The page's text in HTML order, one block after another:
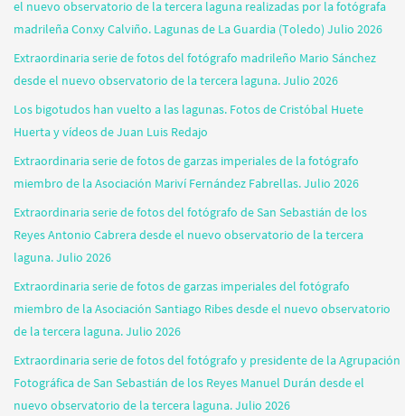
el nuevo observatorio de la tercera laguna realizadas por la fotógrafa
madrileña Conxy Calviño. Lagunas de La Guardia (Toledo) Julio 2026
Extraordinaria serie de fotos del fotógrafo madrileño Mario Sánchez
desde el nuevo observatorio de la tercera laguna. Julio 2026
Los bigotudos han vuelto a las lagunas. Fotos de Cristóbal Huete
Huerta y vídeos de Juan Luis Redajo
Extraordinaria serie de fotos de garzas imperiales de la fotógrafo
miembro de la Asociación Mariví Fernández Fabrellas. Julio 2026
Extraordinaria serie de fotos del fotógrafo de San Sebastián de los
Reyes Antonio Cabrera desde el nuevo observatorio de la tercera
laguna. Julio 2026
Extraordinaria serie de fotos de garzas imperiales del fotógrafo
miembro de la Asociación Santiago Ribes desde el nuevo observatorio
de la tercera laguna. Julio 2026
Extraordinaria serie de fotos del fotógrafo y presidente de la Agrupación
Fotográfica de San Sebastián de los Reyes Manuel Durán desde el
nuevo observatorio de la tercera laguna. Julio 2026